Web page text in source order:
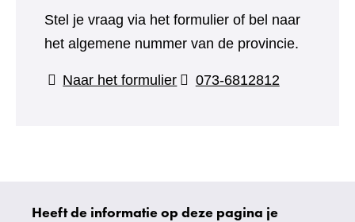
Stel je vraag via het formulier of bel naar
het algemene nummer van de provincie.
Naar het formulier(verwijst
073-6812812
Uw
Heeft de informatie op deze pagina je